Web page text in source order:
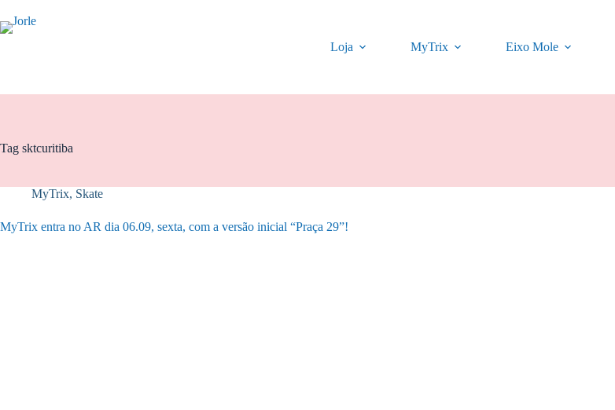
para
o
Loja MyTrix Eixo Mole
Tag sktcuritiba
MyTrix, Skate
MyTrix entra no AR dia 06.09, sexta, com a versão inicial “Praça 29”!